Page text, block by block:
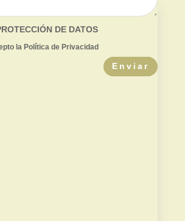
DE DATOS
la Política de Privacidad
Enviar